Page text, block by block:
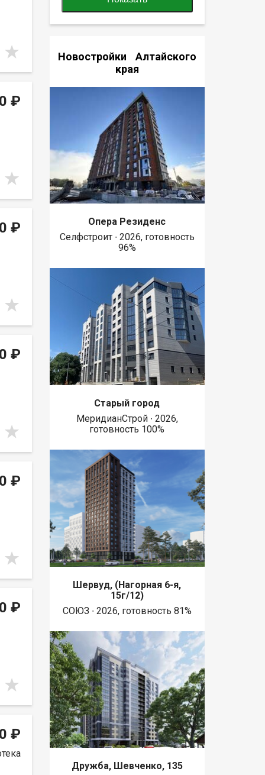
₽
₽
₽
₽
₽
₽
Новостройки Алтайского
края
Опера Резиденс
Селфстроит ∙ 2026, готовность
96%
Старый город
МеридианСтрой ∙ 2026,
готовность 100%
Шервуд, (Нагорная 6-я,
15г/12)
СОЮЗ ∙ 2026, готовность 81%
Дружба, Шевченко, 135